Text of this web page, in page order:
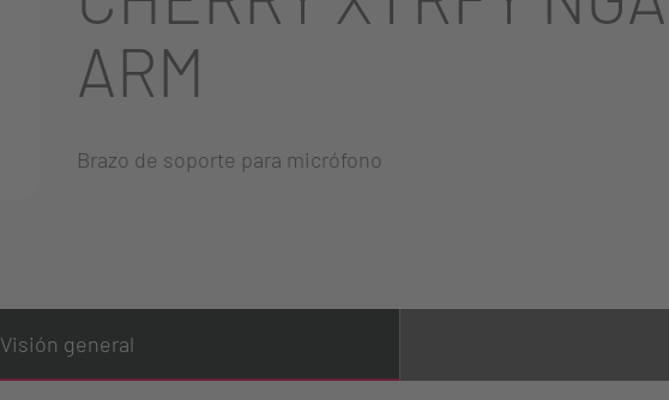
ARM
Brazo de soporte para micrófono
Visión general